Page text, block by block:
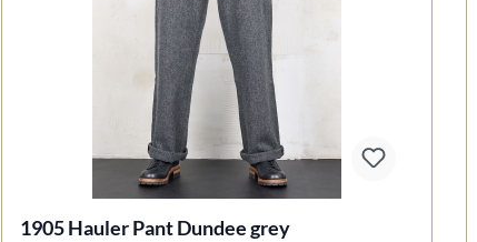
1905 Hauler Pant Dundee grey